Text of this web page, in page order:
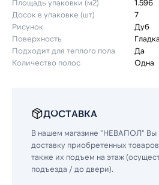
Площадь упаковки (м2)
1.596
Досок в упаковке (шт)
7
Рисунок
Дуб
Поверхность
Подходит для теплого пола
Да
Количество полос
Одна
ДОСТАВКА
В нашем магазине "НЕВАПОЛ" Вы
доставку приобретенных
также их подъем на этаж
подъезда / до двери).